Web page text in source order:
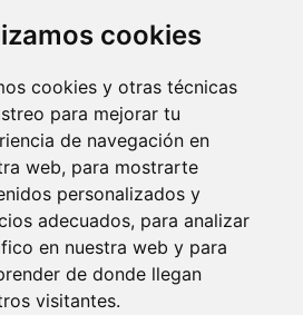
cookies
cookies y otras técnicas
para mejorar tu
de navegación en
web, para mostrarte
personalizados y
adecuados, para analizar
en nuestra web y para
de donde llegan
visitantes.
su pedido en cualquier momento
un árbol. Leer más